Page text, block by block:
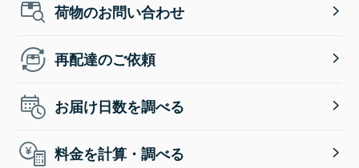
荷物のお問い合わせ
再配達のご依頼
お届け日数を調べる
料金を計算・調べる